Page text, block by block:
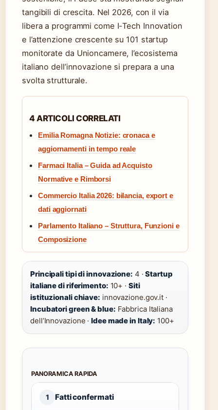
tangibili di crescita. Nel 2026, con il via
libera a programmi come I-Tech Innovation
e l’attenzione crescente su 101 startup
monitorate da Unioncamere, l’ecosistema
italiano dell’innovazione si prepara a una
svolta strutturale.
4 ARTICOLI CORRELATI
Emilia Romagna Notizie: cronaca e
aggiornamenti in tempo reale
Farmaci Italia – Guida ad Acquisto
Normative e Rimborsi
Commercio Italia 2026: bilancia, export e
dati aggiornati
Parlamento Italiano – Struttura, Funzioni e
Composizione
Principali tipi di innovazione: 4 ·Startup
italiane di riferimento: 10+ · Siti
istituzionali chiave: innovazione.gov.it ·
Incubatori green & blue: Fabbrica Italiana
dell’Innovazione ·Idee made in Italy: 100+
PANORAMICA RAPIDA
1 Fatti confermati